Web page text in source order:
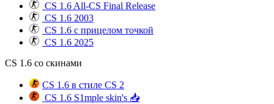
CS 1.6 All-CS Final Release
CS 1.6 2003
CS 1.6 с прицелом точкой
CS 1.6 2025
CS 1.6 со скинами
CS 1.6 в стиле CS 2
CS 1.6 S1mple skin's 📥